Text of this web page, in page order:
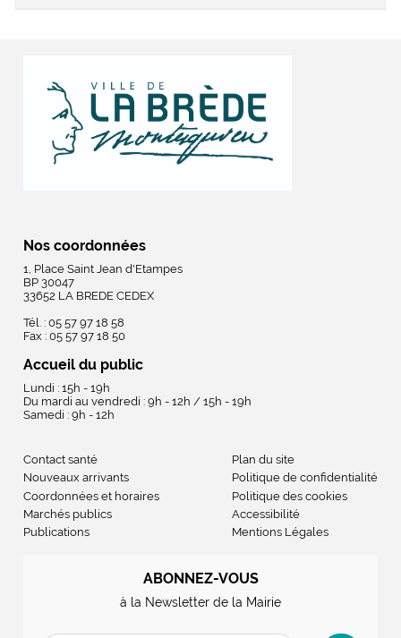
Nos coordonnées
1, Place Saint Jean d'Etampes
BP 30047
33652 LA BREDE CEDEX
Tél. : 05 57 97 18 58
Fax : 05 57 97 18 50
Accueil du public
Lundi : 15h - 19h
Du mardi au vendredi : 9h - 12h / 15h - 19h
Samedi : 9h - 12h
Contact santé
Nouveaux arrivants
Coordonnées et horaires
Marchés publics
Publications
Plan du site
Politique de confidentialité
Politique des cookies
Accessibilité
Mentions Légales
ABONNEZ-VOUS
à la Newsletter de la Mairie